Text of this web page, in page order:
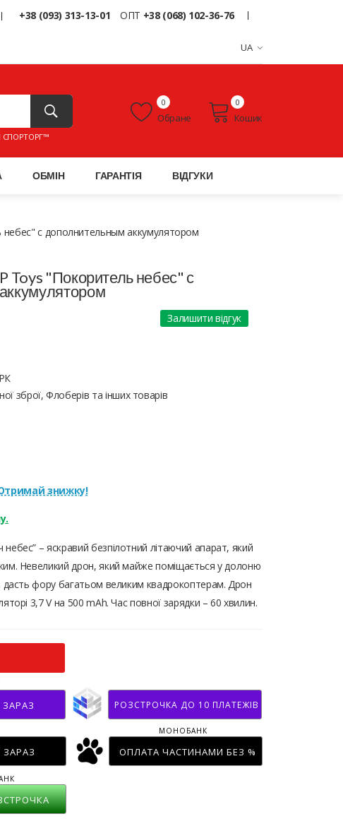
+38 (093) 313-13-01 ОПТ +38 (068) 102-36-76
UA
СПОРТОРГ™
Обране
0
Кошик
0
ОБМІН ГАРАНТІЯ ВІДГУКИ
с дополнительным аккумулятором
Toys "Покоритель небес" с
Залишити відгук
зброї, Флоберів та інших товарів
знижку!
– яскравий безпілотний літаючий апарат, який
Невеликий дрон, який майже поміщається у долоню
дасть фору багатьом великим квадрокоптерам. Дрон
3,7 V на 500 mAh. Час повної зарядки – 60 хвилин.
РОЗСТРОЧКА ДО 10 ПЛАТЕЖІВ
ОПЛАТА ЧАСТИНАМИ БЕЗ %
МОНОБАНК